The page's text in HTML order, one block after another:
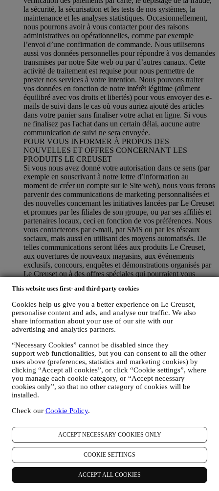
This website uses first- and third-party cookies
Cookies help us give you a better experience on Le Creuset,
personalise content and ads, and analyse our traffic. We also
share information about your use of our site with our
advertising and analytics partners.
“Necessary Cookies” cannot be disabled since they
support web functionalities, but you can consent to all the other
uses above (preferences, statistics and marketing cookies) by
clicking “Accept all cookies”, or click “Cookie settings”, where
you manage each cookie category, or “Accept necessary
cookies only”, so that no other category of cookies will be
installed.
Check our Cookie Policy.
ACCEPT NECESSARY COOKIES ONLY
COOKIE SETTINGS
ACCEPT ALL COOKIES
la sécurité, la sécurisation et les tests de nos systèmes, la
maintenance et les analyses statistiques. Occasionnellement,
nous pourrons avoir à vous contacter pour des raisons
administratives ou opérationnelles, comme par exemple
l’envoi d’une confirmation de commande. Nous utiliserons
aussi vos données personnelles pour répondre à vos demandes
transmises par notre Site web ou par d’autres canaux. Cette
activité de traitement est requise pour nous permettre de
prester nos services à votre intention. Nous pouvons traiter
vos données en fonction de notre intérêt légitime (dûment
équilibré avec vos droits et libertés) pour vous envoyer des e-
mails de suivi dans le cas où vous auriez ajouté des articles
dans votre panier sans finaliser votre achat en ligne. Si vous
ne finalisez pas l'achat dans un certain délai, aucune autre
communication de suivi ne sera envoyée.
POUR VOUS INFORMER À PROPOS DES
NOUVELLES ET OFFRES CONCERNANT LES
PRODUITS LE CREUSET
Si vous nous avez donné votre autorisation dans ce sens (par
exemple en souscrivant à notre lettre d’information au
moment de créer un compte sur le Site web), nous vous ferons
parvenir des communications de marketing personnalisées et
des nouvelles concernant les initiatives lancées par Le Creuset
et promues par les filiales de son groupe, ou par ses affiliés et
partenaires locaux, ceci en fonction de vos préférences. Nous
vous contacterons par e-mail, par SMS ou par les réseaux
sociaux, mais aussi en utilisant des moyens automatisés. De
telles communications seront liées aux produits Le Creuset,
aux ouvertures de nouveaux magasins, aux événements
exclusifs, concours, enquêtes et démonstrations organisés par
Le Creuset ou à des offres spéciales qui pourraient vous
rédigées spécialement à votre intention, sur base de données
vous concernant, telles que votre situation géographique,
l’historique de vos achats ou vos préférences en ce qui
concerne nos produits. Nous utiliserons ces données pour
mieux cerner vos centres d’intérêt. Ceci nous permettra de
personnaliser nos communications afin de les rendre plus
pertinentes et intéressantes. Il n’y aura aucun autre effet. Nous
collectons aussi des données statistiques concernant
l’ouverture des e-mails et les clics, utilisant à cet effet des
technologies industrielles standard pour nous aider dans le
monitoring de nos lettres d’information. Ce traitement est basé
sur votre consentement à recevoir nos communications de
marketing personnalisées. Ce choix de participation peut être
cochant la case appropriée.
Vous pouvez cesser de recevoir nos communications
marketing à tout moment, gratuitement, en utilisant les
méthodes indiquées dans chaque communication (par
exemple, pour vous désinscrire de la newsletter, vous pouvez
cliquer sur le lien de désinscription figurant au bas de chaque
e-mail). En tout état de cause, si vous souhaitez mettre fin à
l'une de nos activités marketing, veuillez nous envoyer un